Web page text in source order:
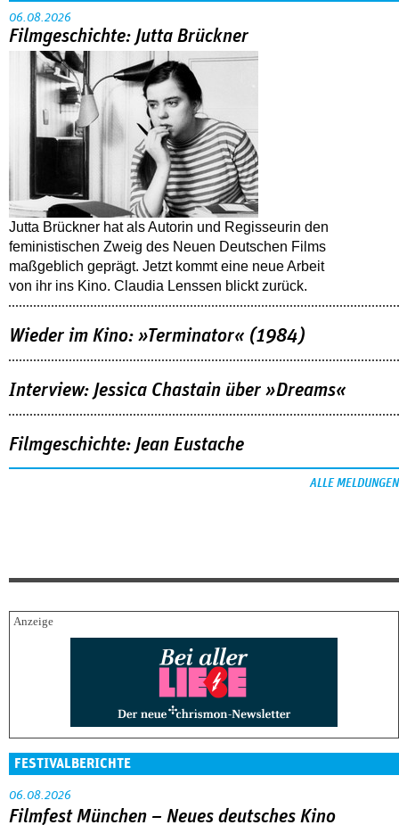
06.08.2026
Filmgeschichte: Jutta Brückner
Jutta Brückner hat als Autorin und Regisseurin den
feministischen Zweig des Neuen Deutschen Films
maßgeblich geprägt. Jetzt kommt eine neue Arbeit
von ihr ins Kino. Claudia Lenssen blickt zurück.
Wieder im Kino: »Terminator« (1984)
Interview: Jessica Chastain über »Dreams«
Filmgeschichte: Jean Eustache
ALLE MELDUNGEN
FESTIVALBERICHTE
06.08.2026
Filmfest München – Neues deutsches Kino